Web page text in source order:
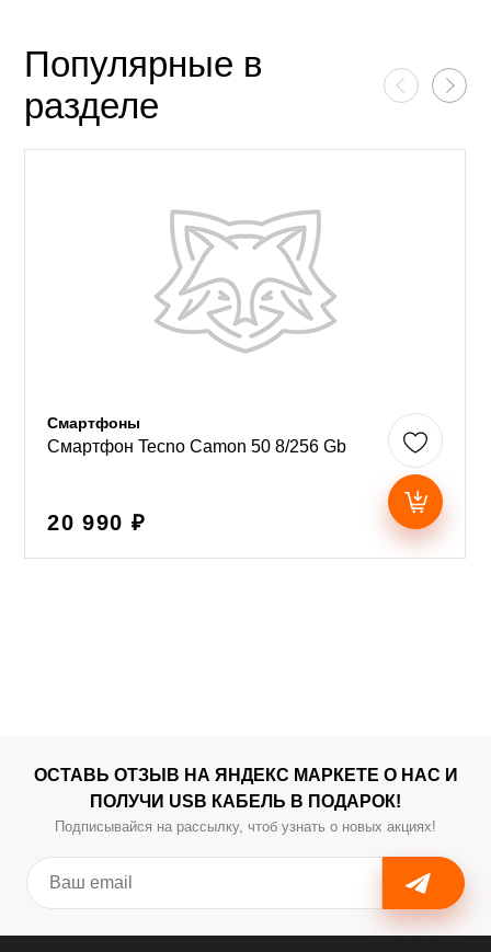
Популярные в
разделе
Смартфоны
Смартфон Tecno Camon 50 8/256 Gb
20 990 ₽
ОСТАВЬ ОТЗЫВ НА ЯНДЕКС МАРКЕТЕ О НАС И
ПОЛУЧИ USB КАБЕЛЬ В ПОДАРОК!
Подписывайся на рассылку, чтоб узнать о новых акциях!